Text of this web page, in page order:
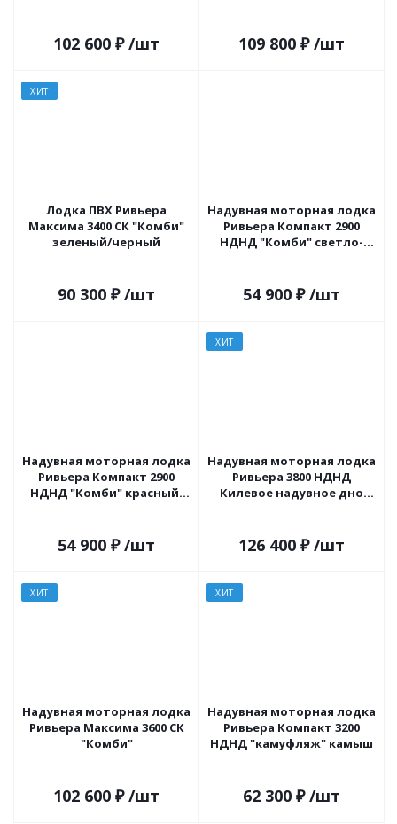
102 600 ₽ /шт 109 800 ₽ /шт
ХИТ
Лодка ПВХ Ривьера
Максима 3400 СК "Комби"
зеленый/черный
90 300 ₽ /шт
Надувная моторная лодка
Ривьера Компакт 2900
НДНД "Комби" светло-
54 900 ₽ /шт
Надувная моторная лодка
Ривьера Компакт 2900
НДНД "Комби" красный/
54 900 ₽ /шт
ХИТ
Надувная моторная лодка
Ривьера 3800 НДНД
Килевое надувное дно
126 400 ₽ /шт
ХИТ
Надувная моторная лодка
Ривьера Максима 3600 СК
"Комби"
102 600 ₽ /шт
ХИТ
Надувная моторная лодка
Ривьера Компакт 3200
НДНД "камуфляж" камыш
62 300 ₽ /шт